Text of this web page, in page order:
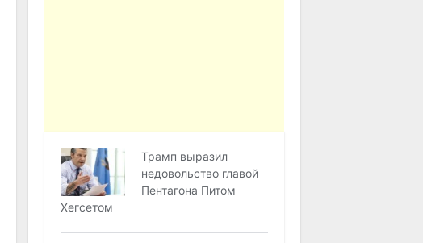
Трамп выразил
недовольство главой
Пентагона Питом
Хегсетом